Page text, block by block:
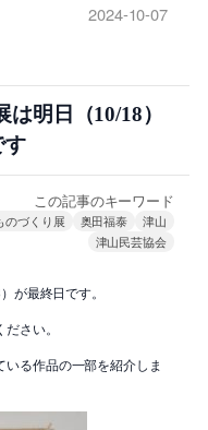
2024-10-07
明日（10/18）
す
この記事のキーワード
のづくり展 奥田福泰
津山
津山民芸協会
が最終日です。
さい。
る作品の一部を紹介しま